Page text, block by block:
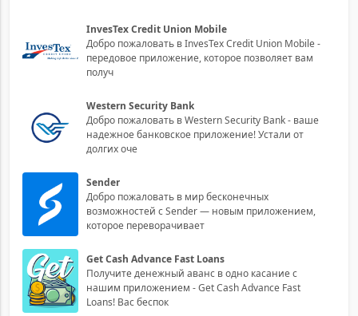
InvesTex Credit Union Mobile
Добро пожаловать в InvesTex Credit Union Mobile -
передовое приложение, которое позволяет вам
получ
Western Security Bank
Добро пожаловать в Western Security Bank - ваше
надежное банковское приложение! Устали от
долгих оче
Sender
Добро пожаловать в мир бесконечных
возможностей с Sender — новым приложением,
которое переворачивает
Get Cash Advance Fast Loans
Получите денежный аванс в одно касание с
нашим приложением - Get Cash Advance Fast
Loans! Вас беспок